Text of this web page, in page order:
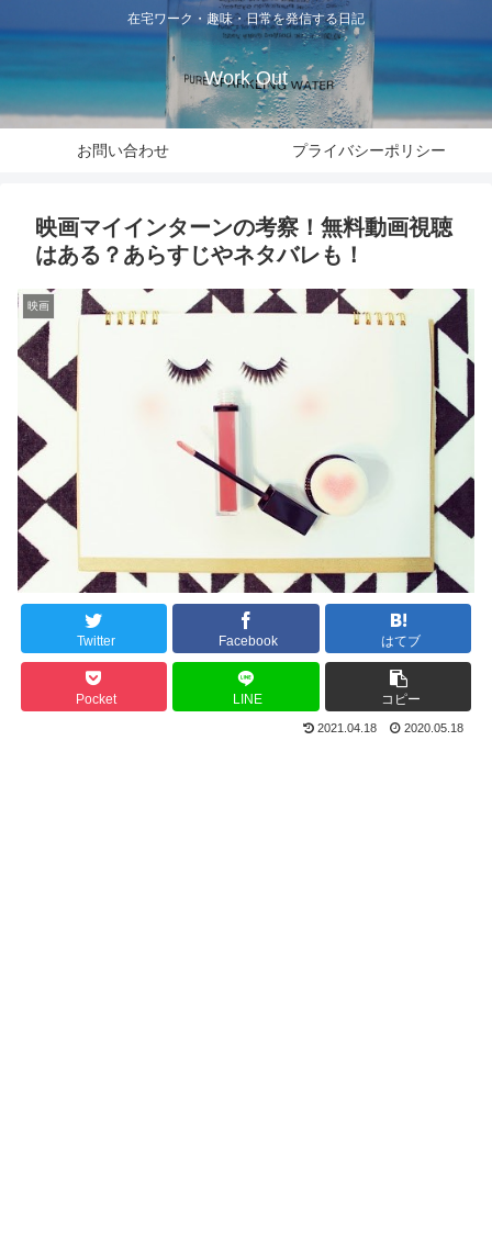
在宅ワーク・趣味・日常を発信する日記
Work Out
お問い合わせ プライバシーポリシー
映画マイインターンの考察！無料動画視聴
はある？あらすじやネタバレも！
映画
Twitter Facebook はてブ
Pocket LINE コピー
2021.04.18 2020.05.18